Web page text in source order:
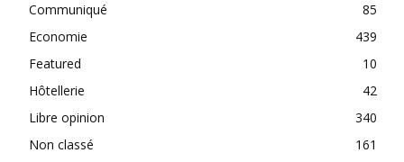
Communiqué
85
Economie
439
Featured
10
Hôtellerie
42
Libre opinion
340
Non classé
161